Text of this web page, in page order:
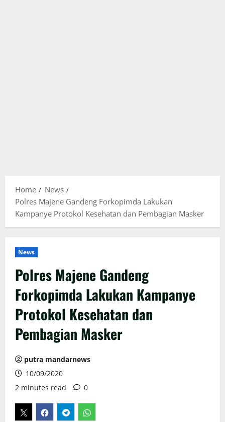
Home
News
Polres Majene Gandeng Forkopimda Lakukan
Kampanye Protokol Kesehatan dan Pembagian Masker
News
Polres Majene Gandeng
Forkopimda Lakukan Kampanye
Protokol Kesehatan dan
Pembagian Masker
putra mandarnews
10/09/2020
2 minutes read
0